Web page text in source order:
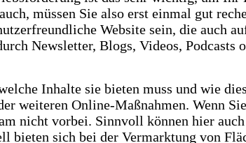
müssen Sie also erst einmal gut
Website sein, die
Newsletter, Blogs, Videos,
Inhalte sie bieten muss und wie
weiteren Online-Maßnahmen. Wenn
nicht vorbei. Sinnvoll können hier
bieten sich bei der Vermarktung von